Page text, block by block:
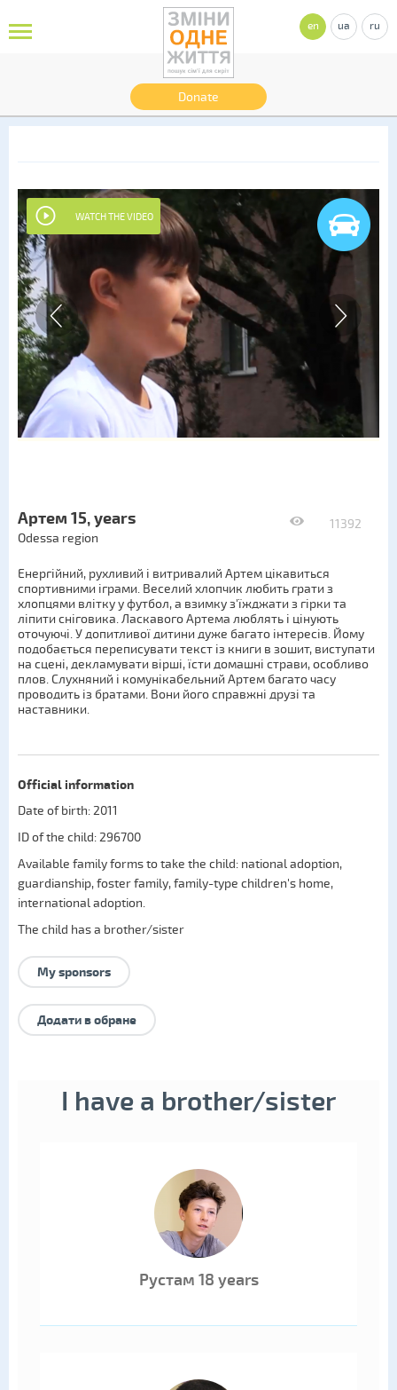
Donate
en ua ru
WATCH THE VIDEO
11392
Артем 15, years
Odessa region
Енергійний, рухливий і витривалий Артем цікавиться
спортивними іграми. Веселий хлопчик любить грати з
хлопцями влітку у футбол, а взимку з'їжджати з гірки та
ліпити сніговика. Ласкавого Артема люблять і цінують
оточуючі. У допитливої дитини дуже багато інтересів. Йому
подобається переписувати текст із книги в зошит, виступати
на сцені, декламувати вірші, їсти домашні страви, особливо
плов. Слухняний і комунікабельний Артем багато часу
проводить із братами. Вони його справжні друзі та
наставники.
Official information
Date of birth: 2011
ID of the child: 296700
Available family forms to take the child: national adoption,
guardianship,foster family,family-type children's home,
international adoption.
The child has a brother/sister
My sponsors
Додати в обране
I have a brother/sister
Рустам 18 years